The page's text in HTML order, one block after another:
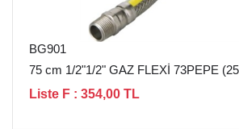
BG901
75 cm 1/2"1/2" GAZ FLEXİ 73PEPE
Liste F : 354,00 TL